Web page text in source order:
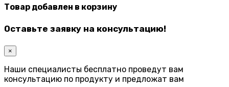
Товар добавлен в корзину
Оставьте заявку на консультацию!
×
Наши специалисты бесплатно проведут вам
консультацию по продукту и предложат вам